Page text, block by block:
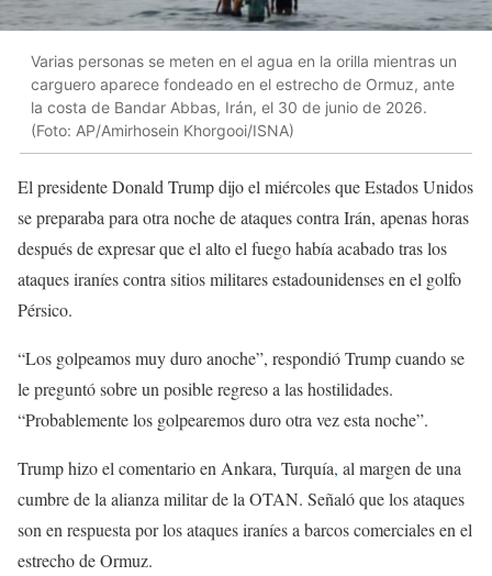
Varias personas se meten en el agua en la orilla mientras un
carguero aparece fondeado en el estrecho de Ormuz, ante
la costa de Bandar Abbas, Irán, el 30 de junio de 2026.
(Foto: AP/Amirhosein Khorgooi/ISNA)
El presidente Donald Trump dijo el miércoles que Estados Unidos
se preparaba para otra noche de ataques contra Irán, apenas horas
después de expresar que el alto el fuego había acabado tras los
ataques iraníes contra sitios militares estadounidenses en el golfo
Pérsico.
“Los golpeamos muy duro anoche”, respondió Trump cuando se
le preguntó sobre un posible regreso a las hostilidades.
“Probablemente los golpearemos duro otra vez esta noche”.
Trump hizo el comentario en Ankara, Turquía, al margen de una
cumbre de la alianza militar de la OTAN. Señaló que los ataques
son en respuesta por los ataques iraníes a barcos comerciales en el
estrecho de Ormuz.